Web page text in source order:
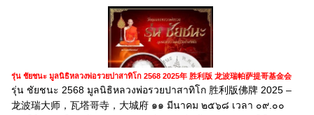
รุ่น ชัยชนะ มูลนิธิหลวงพ่อรวยปาสาทิโก 2568 2025年 胜利版 龙波瑞帕萨提哥基金会
รุ่น ชัยชนะ 2568 มูลนิธิหลวงพ่อรวยปาสาทิโก 胜利版佛牌 2025 –
龙波瑞大师，瓦塔哥寺，大城府 ๑๑ มีนาคม ๒๕๖๘ เวลา ๐๙.๐๐